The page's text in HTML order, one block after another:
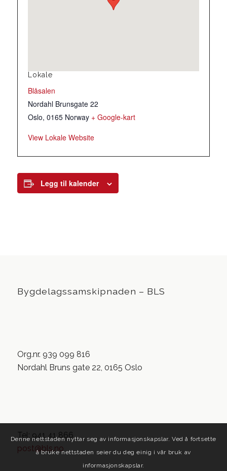
Lokale
Blåsalen
Nordahl Brunsgate 22
Oslo, 0165 Norway + Google-kart
View Lokale Website
Legg til kalender
Bygdelagssamskipnaden – BLS
Org.nr. 939 099 816
Nordahl Bruns gate 22, 0165 Oslo
Tel: 941 41 866
post@bls.no
Denne nettstaden nyttar seg av informasjonskapslar. Ved å fortsette
å bruke nettstaden seier du deg einig i vår bruk av
informasjonskapslar.